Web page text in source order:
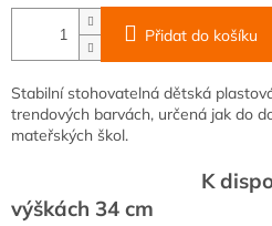
Přidat do košíku
Stabilní stohovatelná dětská
trendových barvách, určená jak do
mateřských škol.
K
výškách 34 cm